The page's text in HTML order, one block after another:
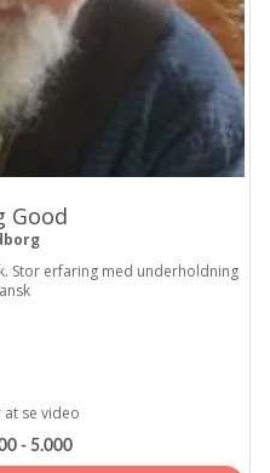
Good
Stor erfaring med underholdning
at se video
- 5.000